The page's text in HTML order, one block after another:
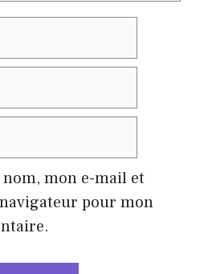
mon e-mail et
pour mon